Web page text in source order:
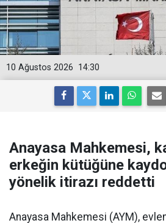
14:30
10 Ağustos 2026
Anayasa Mahkemesi,
erkeğin kütüğüne
yönelik itirazı reddetti
Anayasa Mahkemesi (AYM),